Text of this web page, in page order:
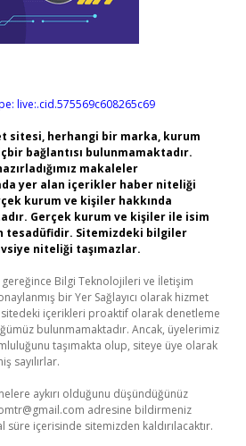
live:.cid.575569c608265c69
sitesi, herhangi bir marka, kurum
bağlantısı bulunmamaktadır.
makaleler
yer alan içerikler haber niteliği
kurum ve kişiler hakkında
Gerçek kurum ve kişiler ile isim
tesadüfidir. Sitemizdeki bilgiler
niteliği taşımazlar.
gereğince Bilgi Teknolojileri ve İletişim
bir Yer Sağlayıcı olarak hizmet
içerikleri proaktif olarak denetleme
bulunmamaktadır. Ancak, üyelerimiz
taşımakta olup, siteye üye olarak
sayılırlar.
aykırı olduğunu düşündüğünüz
adresine bildirmeniz
içerisinde sitemizden kaldırılacaktır.